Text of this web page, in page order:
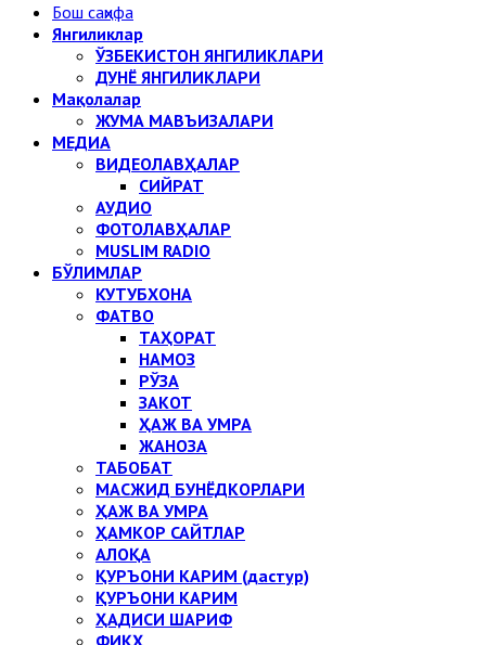
Бош саҳифа
Янгиликлар
ЎЗБЕКИСТОН ЯНГИЛИКЛАРИ
ДУНЁ ЯНГИЛИКЛАРИ
Мақолалар
ЖУМА МАВЪИЗАЛАРИ
МЕДИА
ВИДЕОЛАВҲАЛАР
СИЙРАТ
АУДИО
ФОТОЛАВҲАЛАР
MUSLIM RADIO
БЎЛИМЛАР
КУТУБХОНА
ФАТВО
ТАҲОРАТ
НАМОЗ
РЎЗА
ЗАКОТ
ҲАЖ ВА УМРА
ЖАНОЗА
ТАБОБАТ
МАСЖИД БУНЁДКОРЛАРИ
ҲАЖ ВА УМРА
ҲАМКОР САЙТЛАР
АЛОҚА
ҚУРЪОНИ КАРИМ (дастур)
ҚУРЪОНИ КАРИМ
ҲАДИСИ ШАРИФ
ФИҚҲ